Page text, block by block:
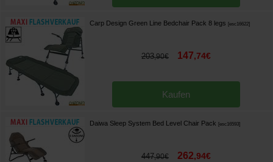
Carp Design Green Line Bedchair Pack 8 legs [esc16622]
203,90€ 147,74€
Kaufen
Daiwa Sleep System Bed Level Chair Pack [esc16593]
447,90€ 262,94€